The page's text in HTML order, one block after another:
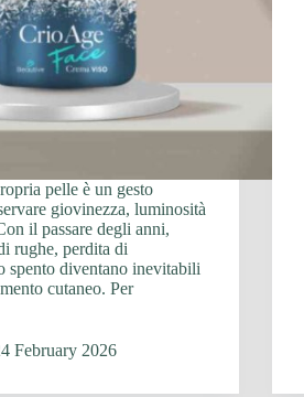
pelle è un gesto
giovinezza, luminosità
il passare degli anni,
rughe, perdita di
spento diventano inevitabili
cutaneo. Per
February 2026